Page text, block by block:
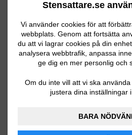
Stensattare.se
Vi använder cookies för att
webbplats. Genom att fortsätta
du att vi lagrar cookies på din
analysera webbtrafik, anpassa
ge dig en mer personlig och
Om du inte vill att vi ska
justera dina inställningar
BARA
behöver muras om
material enligt
försäkringsbolag.
15m lång och ca 1m
ligger lägre än
Hallsberg
Stensättning /